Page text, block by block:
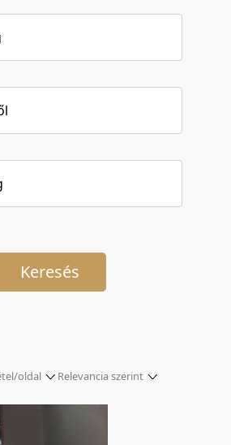
Keresés
Relevancia szerint
Relevancia szerint
oldal
oldal
oldal